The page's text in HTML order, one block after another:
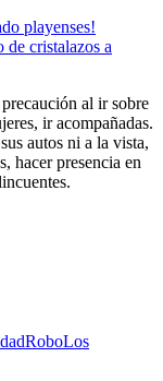
playenses!
de cristalazos a
al ir sobre
ir acompañadas.
autos ni a la vista,
hacer presencia en
RoboLos